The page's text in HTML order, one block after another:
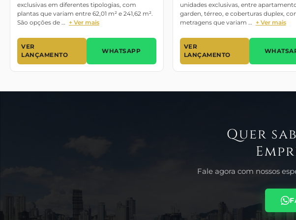
exclusivas em diferentes tipologias, com
plantas que variam entre 62,01 m² e 241,62 m².
São opções de … + Ver mais
VER
LANÇAMENTO
WHATSAPP
unidades exclusivas, entre
garden, térreo, e coberturas duplex,
metragens que variam … + Ver mais
VER
LANÇAMENTO
Quer
Fale agora com nossos